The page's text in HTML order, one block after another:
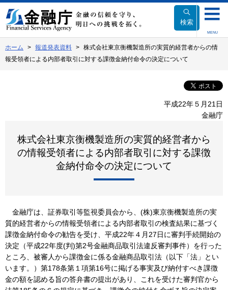
文
へ
動
検索
MENU
ホーム 報道発表資料
株式会社東京衡機製造所の実質的経営者からの情
報受領者による内部者取引に対する課徴金納付命令の決定について
平成22年５月21日
金融庁
株式会社東京衡機製造所の実質的経営者から
の情報受領者による内部者取引に対する課徴
金納付命令の決定について
金融庁は、証券取引等監視委員会から、(株)東京衡機製造所の実
質的経営者からの情報受領者による内部者取引の検査結果に基づく
課徴金納付命令の勧告を受け、平成22年４月27日に審判手続開始の
決定（平成22年度(判)第2号金融商品取引法違反審判事件）を行った
ところ、被審人から課徴金に係る金融商品取引法（以下「法」とい
います。）第178条第１項第16号に掲げる事実及び納付すべき課徴
金の額を認める旨の答弁書の提出があり、これを受けた審判官から